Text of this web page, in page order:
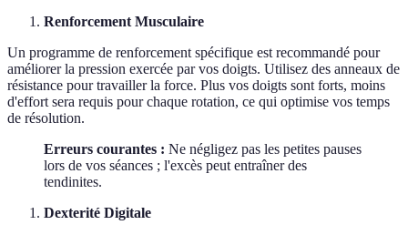
Renforcement Musculaire
Un programme de renforcement spécifique est recommandé pour
améliorer la pression exercée par vos doigts. Utilisez des anneaux de
résistance pour travailler la force. Plus vos doigts sont forts, moins
d'effort sera requis pour chaque rotation, ce qui optimise vos temps
de résolution.
Erreurs courantes : Ne négligez pas les petites pauses
lors de vos séances ; l'excès peut entraîner des
tendinites.
Dexterité Digitale